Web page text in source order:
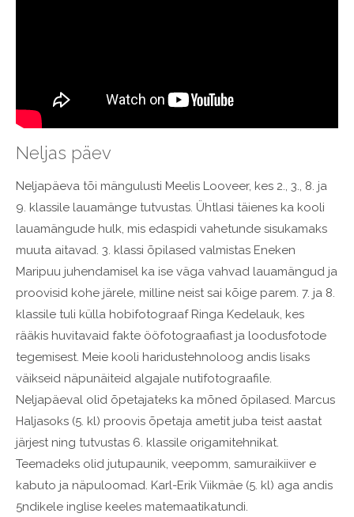
Neljas päev
Neljapäeva tõi mängulusti Meelis Looveer, kes 2., 3., 8. ja
9. klassile lauamänge tutvustas. Ühtlasi täienes ka kooli
lauamängude hulk, mis edaspidi vahetunde sisukamaks
muuta aitavad. 3. klassi õpilased valmistas Eneken
Maripuu juhendamisel ka ise väga vahvad lauamängud ja
proovisid kohe järele, milline neist sai kõige parem. 7. ja 8.
klassile tuli külla hobifotograaf Ringa Kedelauk, kes
rääkis huvitavaid fakte ööfotograafiast ja loodusfotode
tegemisest. Meie kooli haridustehnoloog andis lisaks
väikseid näpunäiteid algajale nutifotograafile.
Neljapäeval olid õpetajateks ka mõned õpilased. Marcus
Haljasoks (5. kl) proovis õpetaja ametit juba teist aastat
järjest ning tutvustas 6. klassile origamitehnikat.
Teemadeks olid jutupaunik, veepomm, samuraikiiver e
kabuto ja näpuloomad. Karl-Erik Viikmäe (5. kl) aga andis
5ndikele inglise keeles matemaatikatundi.